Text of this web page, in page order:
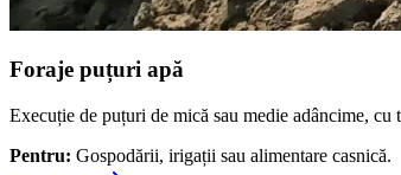
Foraje puțuri apă
Execuție de puțuri de mică sau medie adâncime,
Pentru: Gospodării, irigații sau alimentare casnică.